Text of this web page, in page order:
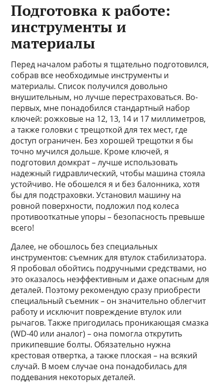
Подготовка к работе:
инструменты и
материалы
Перед началом работы я тщательно подготовился,
собрав все необходимые инструменты и
материалы. Список получился довольно
внушительным, но лучше перестраховаться. Во-
первых, мне понадобился стандартный набор
ключей: рожковые на 12, 13, 14 и 17 миллиметров,
а также головки с трещоткой для тех мест, где
доступ ограничен. Без хорошей трещотки я бы
точно мучился дольше. Кроме ключей, я
подготовил домкрат – лучше использовать
надежный гидравлический, чтобы машина стояла
устойчиво. Не обошелся я и без балонника, хотя
бы для подстраховки. Установил машину на
ровной поверхности, подложил под колеса
противооткатные упоры – безопасность превыше
всего!
Далее, не обошлось без специальных
инструментов: съемник для втулок стабилизатора.
Я пробовал обойтись подручными средствами, но
это оказалось неэффективным и даже опасным для
деталей. Поэтому рекомендую сразу приобрести
специальный съемник – он значительно облегчит
работу и исключит повреждение втулок или
рычагов. Также пригодилась проникающая смазка
(WD-40 или аналог) – она помогла открутить
прикипевшие болты. Обязательно нужна
крестовая отвертка, а также плоская – на всякий
случай. В моем случае она понадобилась для
поддевания некоторых деталей.